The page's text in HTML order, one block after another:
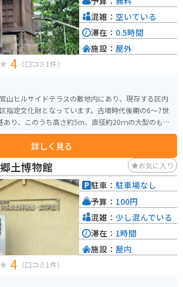
4 （口コミ1件）
山ヒルサイドテラスの敷地内にあり、現存する区内
指定文化財となっています。古墳時代後期の6～7世
あり、このうち高さ約5m、直径約20ｍの大型のもの
周辺地名の由来となっています。
詳しく見る
混雑： 空いている
滞在： 0.5時間
施設： 屋外
土博物館 お気に入り
4 （口コミ1件）
駐車： 駐車場なし
予算： 100円
混雑： 少し混んでいる
滞在： 1時間
施設： 屋内